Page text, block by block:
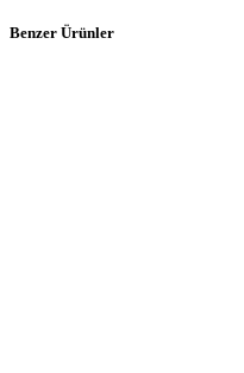
Benzer Ürünler